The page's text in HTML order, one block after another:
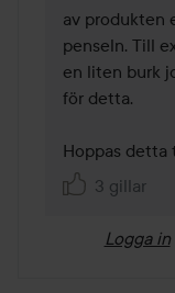
av produkten
penseln. Till
en liten burk
för detta.
Hoppas detta
3 gillar
Logga in